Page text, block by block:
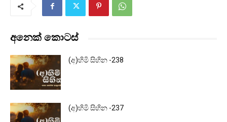
අනෙක් කොටස්
(අ)හිමි සිහින -238
(අ)හිමි සිහින -237